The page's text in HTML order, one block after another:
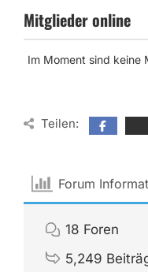
Mitglieder online
Im Moment sind keine
Teilen:
Forum
18 Foren
5,249